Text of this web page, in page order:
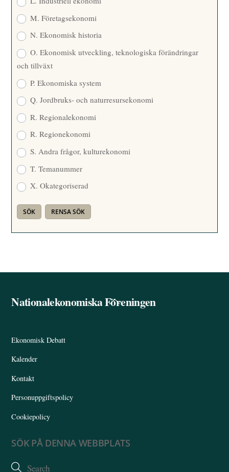
M. Företagsekonomi
N. Ekonomisk historia
O. Ekonomisk utveckling, teknologiska förändringar
och tillväxt
P. Ekonomiska system
Q. Jordbruks- och naturresursekonomi
R. Regionalekonomi
R. Regionekonomi
S. Andra frågor, kulturekonomi
T. Temanummer
X. Okategoriserad
Back
Nationalekonomiska Föreningen
Ekonomisk Debatt
Kalender
Kontakt
Personuppgiftspolicy
Cookiepolicy
SÖK PÅ DENNA WEBBPLATS